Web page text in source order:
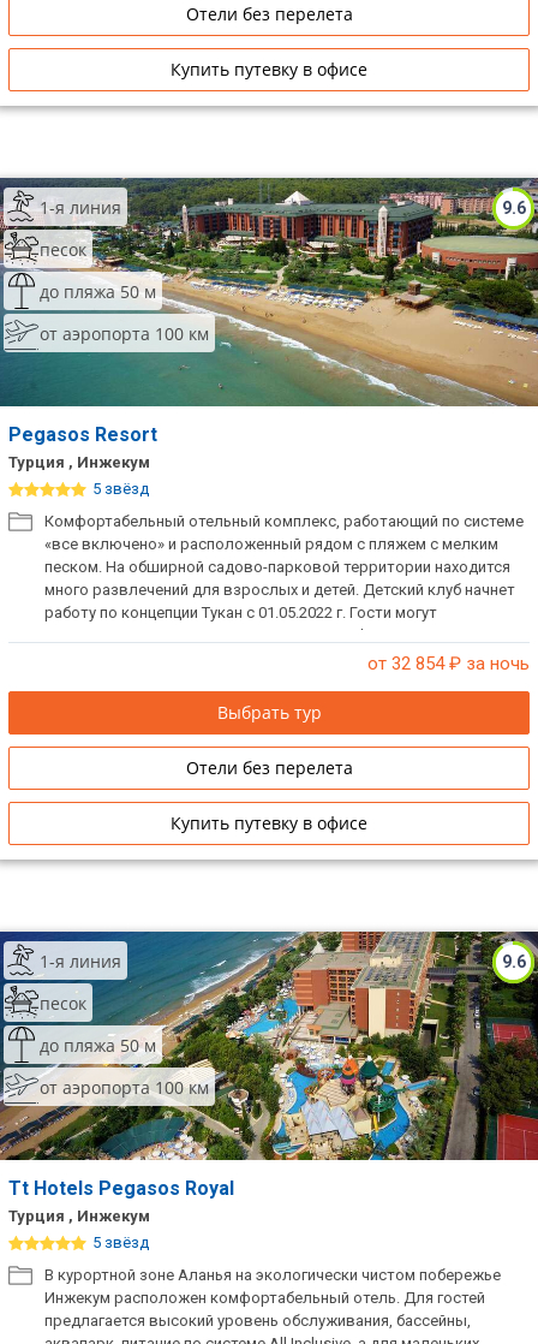
Отели без перелета
Купить путевку в офисе
9.6
1-я линия
песок
до пляжа 50 м
от аэропорта 100 км
Pegasos Resort
Турция , Инжекум
5 звёзд
Комфортабельный отельный комплекс, работающий по системе
«все включено» и расположенный рядом с пляжем с мелким
песком. На обширной садово-парковой территории находится
много развлечений для взрослых и детей. Детский клуб начнет
работу по концепции Тукан с 01.05.2022 г. Гости могут
пользоваться аквапарком в Pegasos Royal.
от 32 854₽ за ночь
Выбрать тур
Отели без перелета
Купить путевку в офисе
9.6
1-я линия
песок
до пляжа 50 м
от аэропорта 100 км
Tt Hotels Pegasos Royal
Турция , Инжекум
5 звёзд
В курортной зоне Аланья на экологически чистом побережье
Инжекум расположен комфортабельный отель. Для гостей
предлагается высокий уровень обслуживания, бассейны,